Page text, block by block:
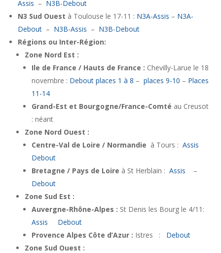
Assis – N3B-Debout
N3 Sud Ouest à Toulouse le 17-11 : N3A-Assis – N3A-
Debout – N3B-Assis – N3B-Debout
Régions ou Inter-Région:
Zone Nord Est :
Ile de France / Hauts de France : Chevilly-Larue le 18
novembre : Debout places 1 à 8 –places 9-10 – Places
11-14
Grand-Est et Bourgogne/France-Comté au Creusot
: néant
Zone Nord Ouest :
Centre-Val de Loire / Normandie à Tours :Assis
Debout
Bretagne / Pays de Loire à St Herblain :Assis –
Debout
Zone Sud Est :
Auvergne-Rhône-Alpes : St Denis les Bourg le 4/11:
Assis
Debout
Provence Alpes Côte d’Azur : Istres : Debout
Zone Sud Ouest :